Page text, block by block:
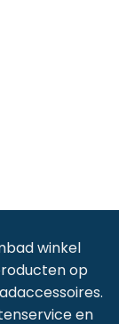
winkel
op
en